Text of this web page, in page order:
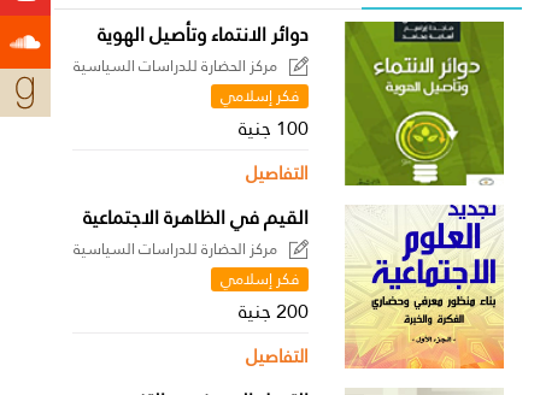
دوائر الانتماء وتأصيل الهوية
مركز الحضارة للدراسات السياسية
فكر إسلامي
100 جنية
التفاصيل
القيم في الظاهرة الاجتماعية
مركز الحضارة للدراسات السياسية
فكر إسلامي
200 جنية
التفاصيل